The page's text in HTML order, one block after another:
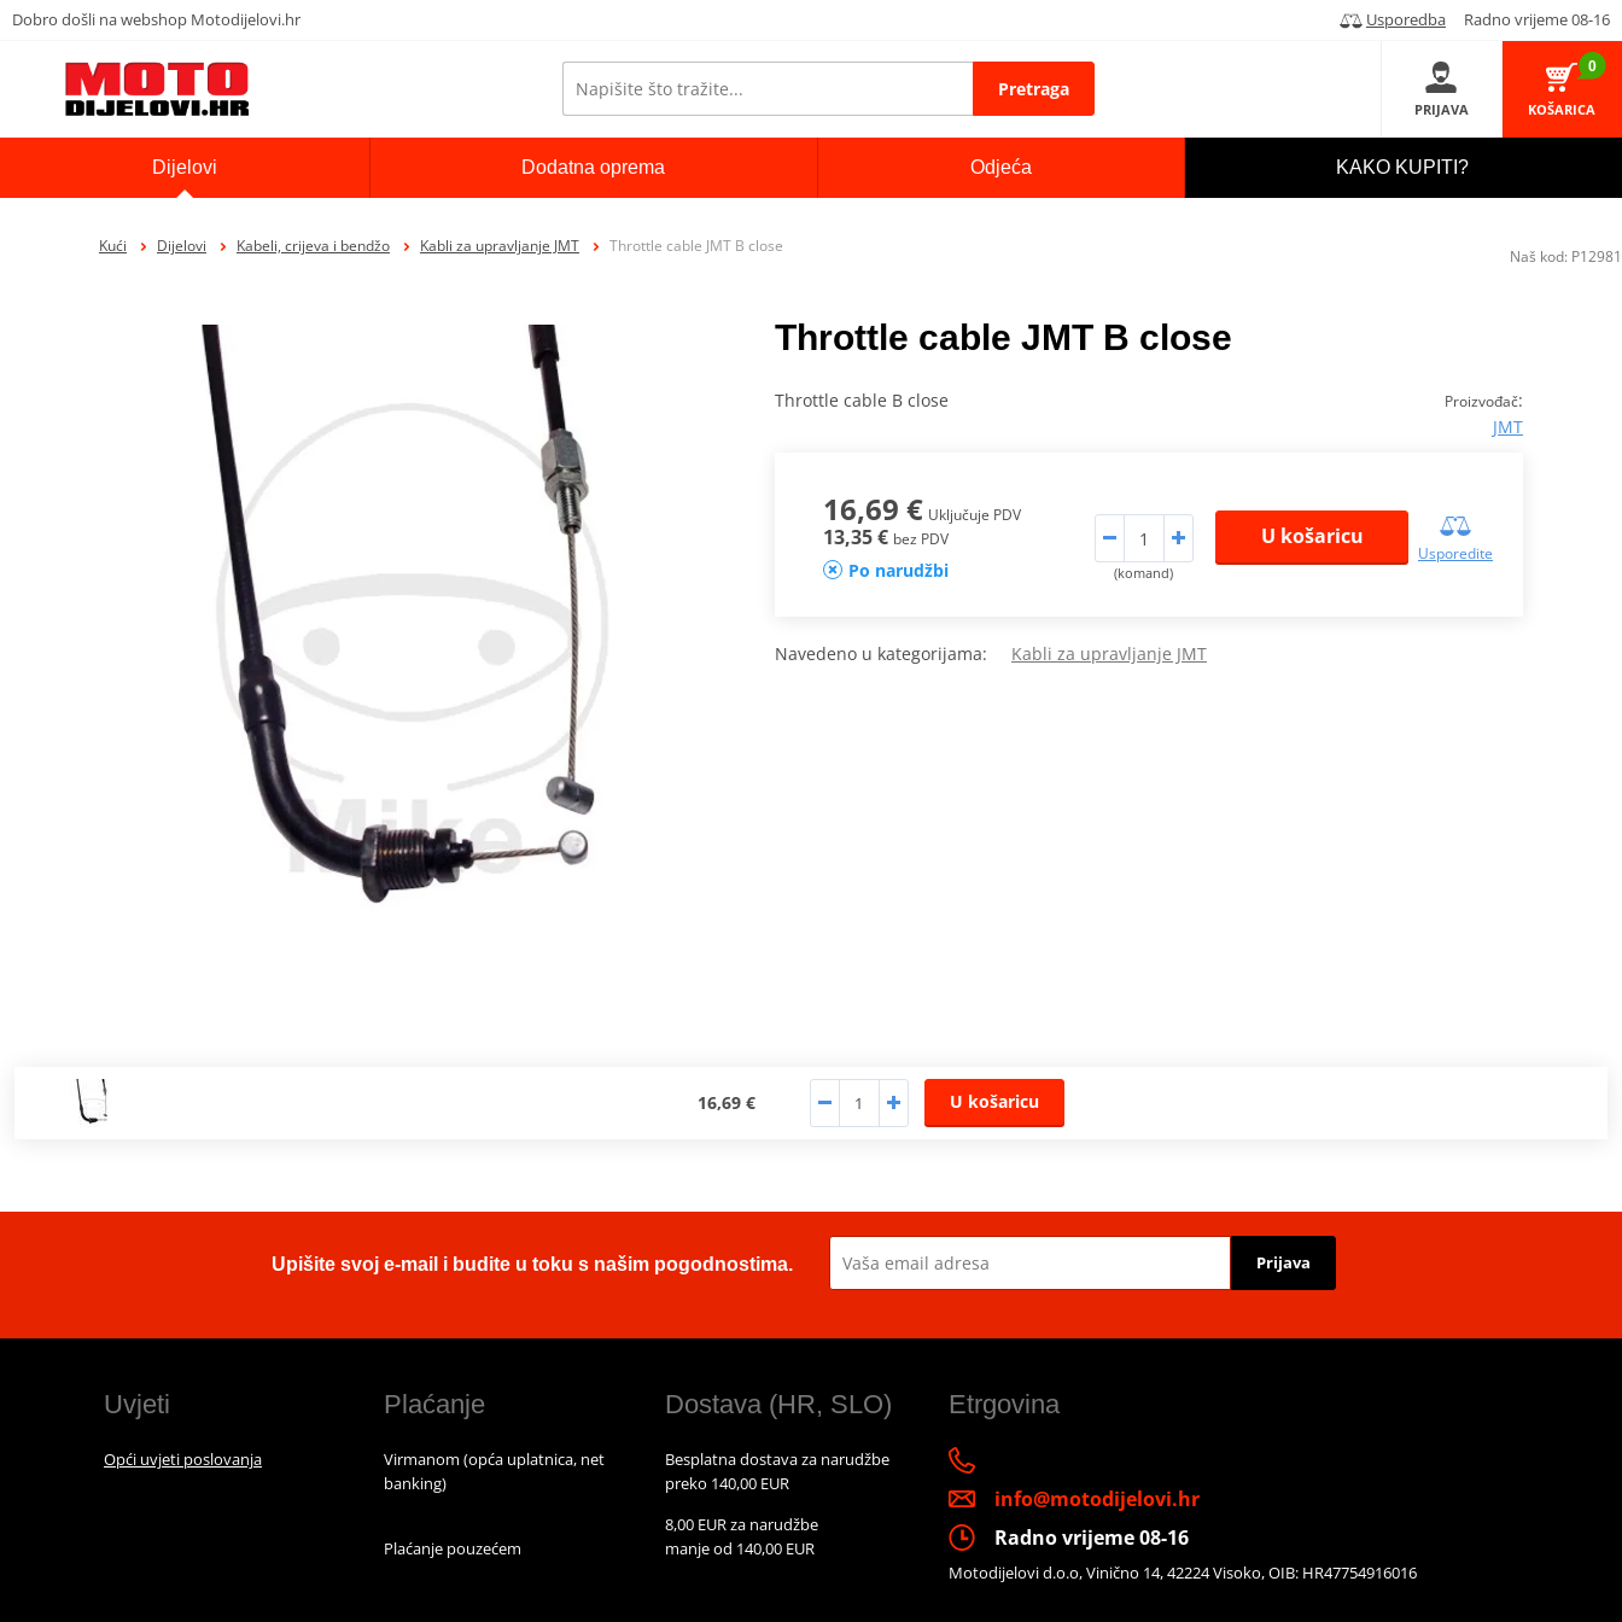
Dobro došli na webshop Motodijelovi.hr Usporedba Radno vrijeme 08-16
Pretraga
PRIJAVA
0
KOŠARICA
Dijelovi Dodatna oprema Odjeća KAKO KUPITI?
Kući Dijelovi Kabeli, crijeva i bendžo Kabli za upravljanje JMT Throttle cable JMT B close
Throttle cable JMT B close
Proizvođač:
JMT
Throttle cable B close
16,69 € Uključuje PDV
13,35 € bez PDV
Po narudžbi (komand)
U košaricu
Usporedite
Navedeno u kategorijama: Kabli za upravljanje JMT
16,69 € U košaricu
Naš kod: P12981
Upišite svoj e-mail i budite u toku s našim pogodnostima. Prijava
Uvjeti
Opći uvjeti poslovanja
Plaćanje
Virmanom (opća uplatnica, net
banking)
Plaćanje pouzećem
Dostava (HR, SLO)
Besplatna dostava za narudžbe
preko 140,00 EUR
8,00 EUR za narudžbe
manje od 140,00 EUR
Etrgovina
info@motodijelovi.hr
Radno vrijeme 08-16
Motodijelovi d.o.o, Vinično 14, 42224 Visoko, OIB: HR47754916016